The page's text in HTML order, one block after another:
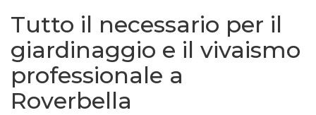
Tutto il necessario per il
giardinaggio e il vivaismo
professionale a
Roverbella